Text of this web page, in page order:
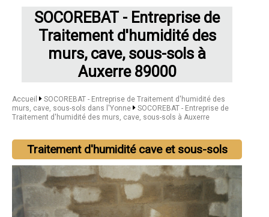
SOCOREBAT - Entreprise de
Traitement d'humidité des
murs, cave, sous-sols à
Auxerre 89000
Accueil
SOCOREBAT - Entreprise de Traitement d'humidité des
murs, cave, sous-sols dans l'Yonne
SOCOREBAT - Entreprise de
Traitement d'humidité des murs, cave, sous-sols à Auxerre
Traitement d'humidité cave et sous-sols